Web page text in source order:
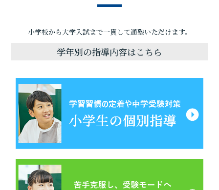
小学校から大学入試まで一貫して通塾いただけます。
学年別の指導内容はこちら